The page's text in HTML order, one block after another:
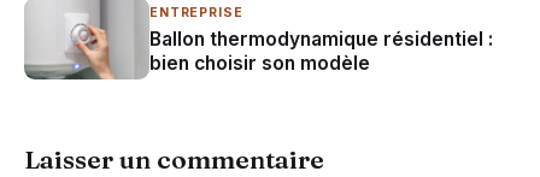
ENTREPRISE
Ballon thermodynamique résidentiel :
bien choisir son modèle
Laisser un commentaire